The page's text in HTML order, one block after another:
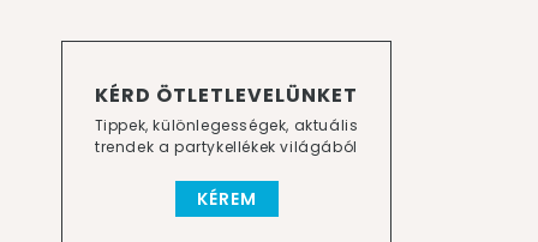
KÉRD ÖTLETLEVELÜNKET
Tippek, különlegességek, aktuális
trendek a partykellékek világából
KÉREM